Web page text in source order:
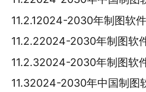
11.2.12024-2030年制图软
11.2.22024-2030年制图软
11.2.32024-2030年制图软
11.32024-2030年中国制图